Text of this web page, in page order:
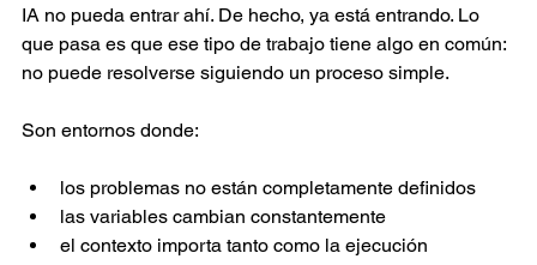
IA no pueda entrar ahí. De hecho, ya está entrando. Lo
que pasa es que ese tipo de trabajo tiene algo en común:
no puede resolverse siguiendo un proceso simple.
Son entornos donde:
los problemas no están completamente definidos
las variables cambian constantemente
el contexto importa tanto como la ejecución